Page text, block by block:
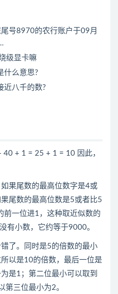
号8970的农行账户于09月
级显卡嘛
什么意思?
近八千的数?
+ 1 = 25 + 1 = 10 因此，
果尾数的最高位数字是4或
尾数的最高位数是5或者比5
前一位进1，这种取近似数的
有小数，它约等于9000。
了。同时是5的倍数的最小
以是10的倍数，最后一位是
是1；第二位最小可以取到
第三位最小为2。